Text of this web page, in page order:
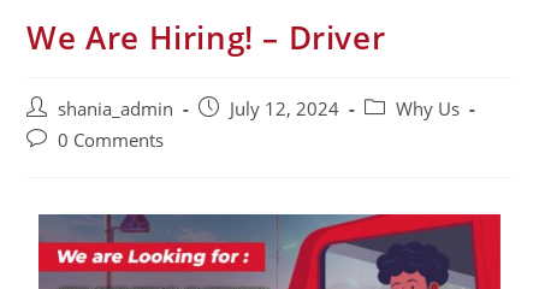
We Are Hiring! – Driver
shania_admin July 12, 2024
Why Us
0 Comments